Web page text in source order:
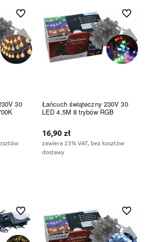
30
Do ulubionych
Łańcuch świąteczny 230V 30
LED 4,5M 8 trybów RGB
16,90 zł
zawiera 23% VAT, bez kosztów
dostawy
Do
Do ulubionych Do